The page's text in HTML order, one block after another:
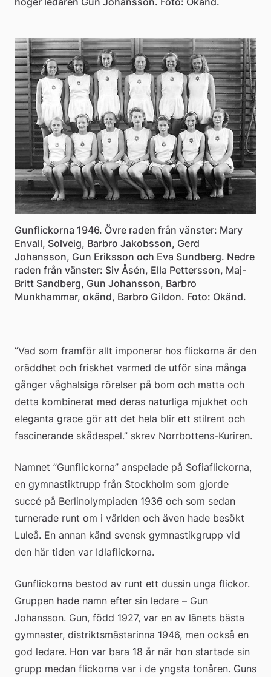
Gunflickorna 1946. Övre raden från vänster: Mary
Envall, Solveig, Barbro Jakobsson, Gerd
Johansson, Gun Eriksson och Eva Sundberg. Nedre
raden från vänster: Siv Åsén, Ella Pettersson, Maj-
Britt Sandberg, Gun Johansson, Barbro
Munkhammar, okänd, Barbro Gildon. Foto: Okänd.
”Vad som framför allt imponerar hos flickorna är den
oräddhet och friskhet varmed de utför sina många
gånger våghalsiga rörelser på bom och matta och
detta kombinerat med deras naturliga mjukhet och
eleganta grace gör att det hela blir ett stilrent och
fascinerande skådespel.” skrev Norrbottens-Kuriren.
Namnet ”Gunflickorna” anspelade på Sofiaflickorna,
en gymnastiktrupp från Stockholm som gjorde
succé på Berlinolympiaden 1936 och som sedan
turnerade runt om i världen och även hade besökt
Luleå. En annan känd svensk gymnastikgrupp vid
den här tiden var Idlaflickorna.
Gunflickorna bestod av runt ett dussin unga flickor.
Gruppen hade namn efter sin ledare – Gun
Johansson. Gun, född 1927, var en av länets bästa
gymnaster, distriktsmästarinna 1946, men också en
god ledare. Hon var bara 18 år när hon startade sin
grupp medan flickorna var i de yngsta tonåren. Guns